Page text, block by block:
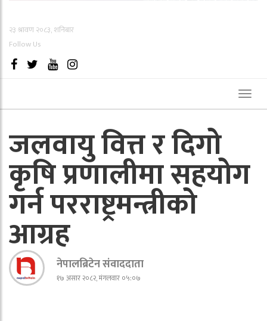
२३ श्रावण २०८३, शनिबार
Follow Us
जलवायु वित्त र दिगो
कृषि प्रणालीमा सहयोग
गर्न परराष्ट्रमन्त्रीको
आग्रह
नेपालब्रिटेन संवाददाता
१७ असार २०८२, मंगलवार ०५:०७